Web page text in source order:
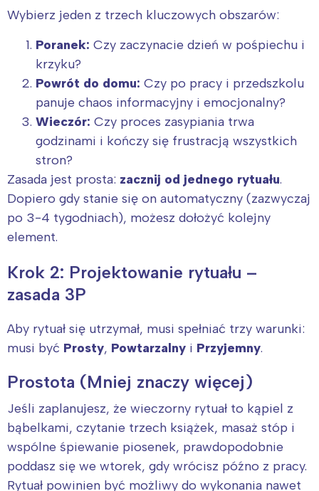
Wybierz jeden z trzech kluczowych obszarów:
Poranek: Czy zaczynacie dzień w pośpiechu i
krzyku?
Powrót do domu: Czy po pracy i przedszkolu
panuje chaos informacyjny i emocjonalny?
Wieczór: Czy proces zasypiania trwa
godzinami i kończy się frustracją wszystkich
stron?
Zasada jest prosta: zacznij od jednego rytuału.
Dopiero gdy stanie się on automatyczny (zazwyczaj
po 3-4 tygodniach), możesz dołożyć kolejny
element.
Krok 2: Projektowanie rytuału –
zasada 3P
Aby rytuał się utrzymał, musi spełniać trzy warunki:
musi być Prosty, Powtarzalny i Przyjemny.
Prostota (Mniej znaczy więcej)
Jeśli zaplanujesz, że wieczorny rytuał to kąpiel z
bąbelkami, czytanie trzech książek, masaż stóp i
wspólne śpiewanie piosenek, prawdopodobnie
poddasz się we wtorek, gdy wrócisz późno z pracy.
Rytuał powinien być możliwy do wykonania nawet